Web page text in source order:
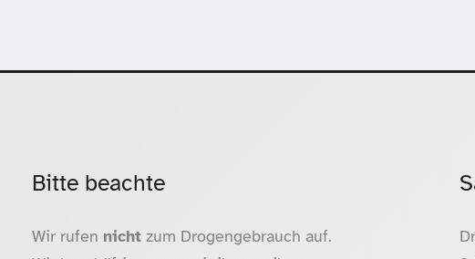
Bitte beachte
Wir rufen nicht zum Drogengebrauch auf.